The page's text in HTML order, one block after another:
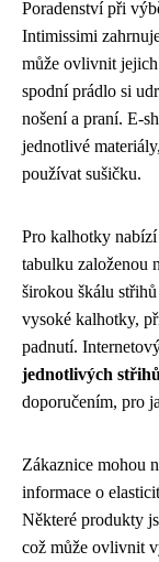
Poradenství při
Intimissimi
může ovlivnit
spodní prádlo si
nošení a praní. E-
jednotlivé
používat sušičku.
Pro kalhotky
tabulku založenou
širokou škálu
vysoké kalhotky,
padnutí.
jednotlivých střihů
doporučením, pro
Zákaznice mohou
informace o
Některé produkty
což může ovlivnit